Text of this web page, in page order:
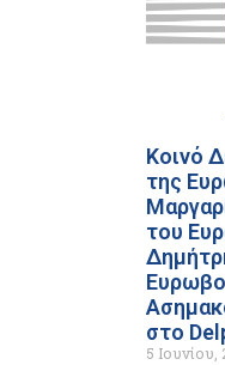
Κοινό
της
του
στο
5 Ιουνίου,